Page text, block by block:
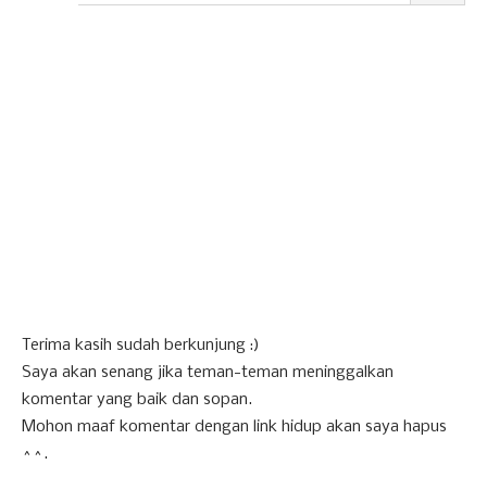
Terima kasih sudah berkunjung :)
Saya akan senang jika teman-teman meninggalkan
komentar yang baik dan sopan.
Mohon maaf komentar dengan link hidup akan saya hapus
^^.